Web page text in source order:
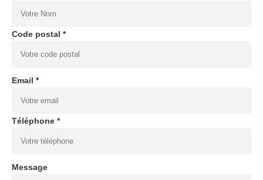
Code postal *
Email *
Téléphone *
Message